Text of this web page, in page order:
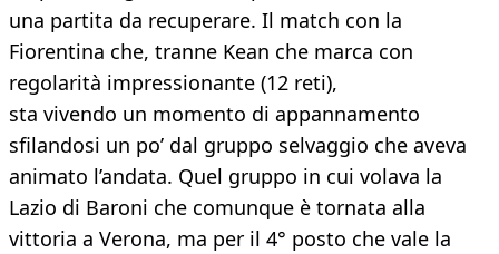
una partita da recuperare. Il match con la
Fiorentina che, tranne Kean che marca con
regolarità impressionante (12 reti),
sta vivendo un momento di appannamento
sfilandosi un po’ dal gruppo selvaggio che aveva
animato l’andata. Quel gruppo in cui volava la
Lazio di Baroni che comunque è tornata alla
vittoria a Verona, ma per il 4° posto che vale la